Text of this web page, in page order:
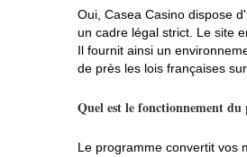
Oui, Casea Casino dispose
un cadre légal strict. Le site
Il fournit ainsi un
de près les lois françaises
Quel est le fonctionnement du
Le programme convertit vos